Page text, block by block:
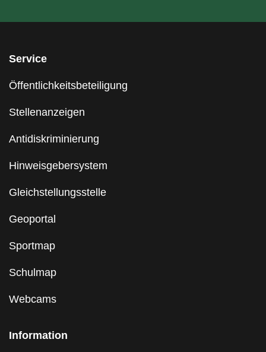
Service
Öffentlichkeitsbeteiligung
Stellenanzeigen
Antidiskriminierung
Hinweisgebersystem
Gleichstellungsstelle
Geoportal
Sportmap
Schulmap
Webcams
Information